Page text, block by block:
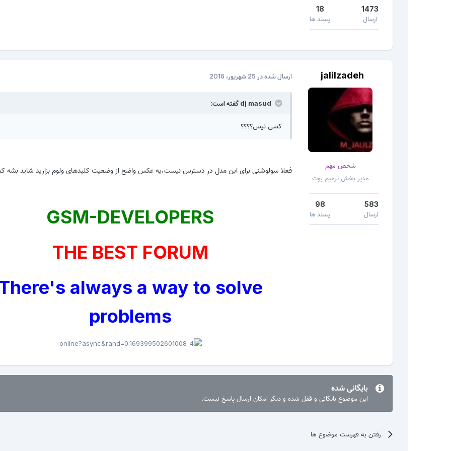
1473
ارسال
18
پسند ها
jalilzadeh
شخص مهم
مدیر بخش ترمیم بوت
583
ارسال
98
پسند ها
ارسال شده در 25 شهریور، 2016
کسی نیس؟؟؟؟
فعلا سولوشنی برای این مدل در دسترس نیست،یه عکس واضح از وضعیت کلیدهای ولوم بزارید شاید بشه
GSM-DEVELOPERS
THE BEST FORUM
always a way to solve
problems
بایگانی شده
این موضوع بایگانی و قفل شده و دیگر امکان ارسال پاسخ نیست.
رفتن به فهرست موضوع ها